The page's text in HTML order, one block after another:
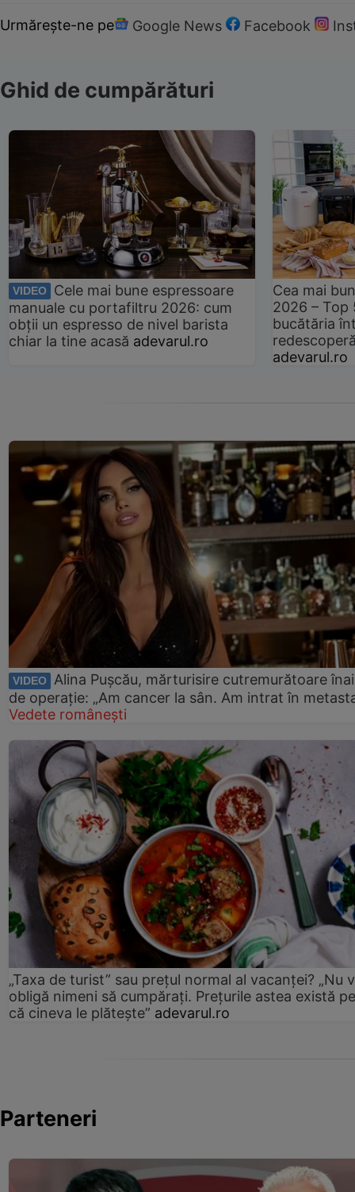
Urmărește-ne pe Google News Facebook
Ghid de cumpărături
VIDEO
Cele mai bune espressoare
manuale cu portafiltru 2026: cum
obții un espresso de nivel barista
chiar la tine acasă adevarul.ro
Cea mai
2026 –
bucătăria
adevarul.ro
VIDEO Alina Pușcău, mărturisire cutremurătoare
de operație: „Am cancer la sân. Am intrat în
Vedete românești
„Taxa de turist” sau prețul normal al vacanței? „Nu
obligă nimeni să cumpărați. Prețurile astea există
că cineva le plătește” adevarul.ro
Parteneri